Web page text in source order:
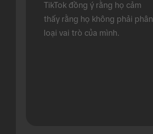
TikTok đồng ý rằng họ cảm
thấy rằng họ không phải phân
loại vai trò của mình.